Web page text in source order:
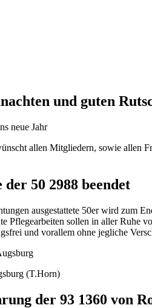
und guten
allen Mitgliedern, sowie allen
50 2988 beendet
ausgestattete 50er wird zum
Pflegearbeiten sollen in aller
und vorallem ohne jegliche
(T.Horn)
der 93 1360 von